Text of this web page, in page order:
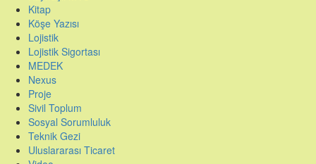
Kitap
Köşe Yazısı
Lojistik
Lojistik Sigortası
MEDEK
Nexus
Proje
Sivil Toplum
Sosyal Sorumluluk
Teknik Gezi
Uluslararası Ticaret